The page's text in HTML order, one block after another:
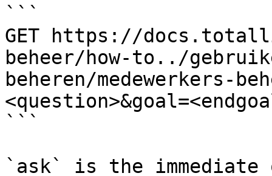
```
GET https://
beheer/how-to../
beheren/medewerkers-
```
`ask` is the